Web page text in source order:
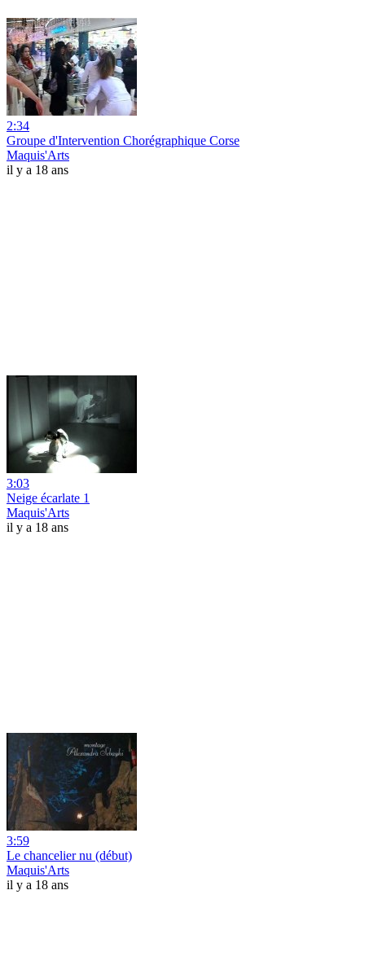
2:34
Groupe d'Intervention Chorégraphique Corse
Maquis'Arts
il y a 18 ans
3:03
Neige écarlate 1
Maquis'Arts
il y a 18 ans
3:59
Le chancelier nu (début)
Maquis'Arts
il y a 18 ans